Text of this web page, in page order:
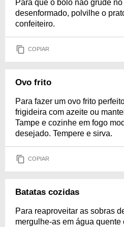
Para que o bolo não grude
desenformado, polvilhe o
confeiteiro.
COPIAR
Ovo frito
Para fazer um ovo frito
frigideira com azeite ou
Tampe e cozinhe em fogo
desejado. Tempere e sirva.
COPIAR
Batatas cozidas
Para reaproveitar as sobras
mergulhe-as em água